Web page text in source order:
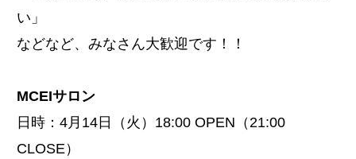
い」
などなど、みなさん大歓迎です！！
MCEIサロン
日時：4月14日（火）18:00 OPEN（21:00
CLOSE）